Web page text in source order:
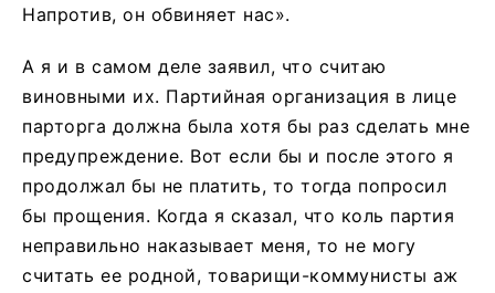
Напротив, он обвиняет нас».
А я и в самом деле заявил, что считаю
виновными их. Партийная организация в лице
парторга должна была хотя бы раз сделать мне
предупреждение. Вот если бы и после этого я
продолжал бы не платить, то тогда попросил
бы прощения. Когда я сказал, что коль партия
неправильно наказывает меня, то не могу
считать ее родной, товарищи-коммунисты аж